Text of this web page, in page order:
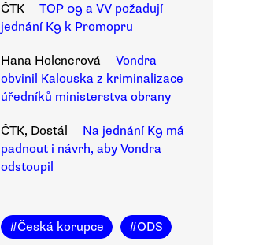
ČTK
TOP 09 a VV požadují
jednání K9 k Promopru
Hana Holcnerová
Vondra
obvinil Kalouska z kriminalizace
úředníků ministerstva obrany
ČTK, Dostál
Na jednání K9 má
padnout i návrh, aby Vondra
odstoupil
#Česká korupce #ODS